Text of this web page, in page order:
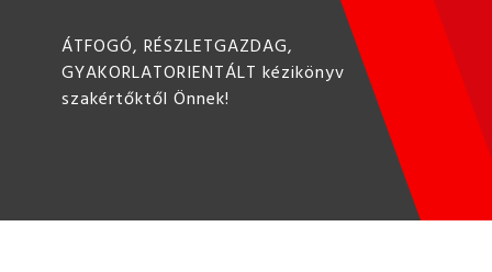
ÁTFOGÓ, RÉSZLETGAZDAG,
GYAKORLATORIENTÁLT kézikönyv
szakértőktől Önnek!